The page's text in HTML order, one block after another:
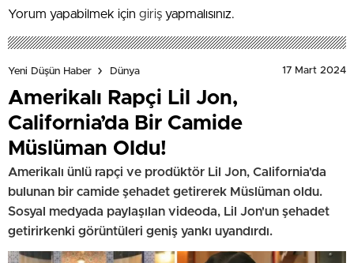
Vermeyeceğiz”
Yorum yapabilmek için giriş yapmalısınız.
Yeni Düşün Haber Dünya 17 Mart 2024
Amerikalı Rapçi Lil Jon,
California’da Bir Camide
Müslüman Oldu!
Amerikalı ünlü rapçi ve prodüktör Lil Jon, California'da
bulunan bir camide şehadet getirerek Müslüman oldu.
Sosyal medyada paylaşılan videoda, Lil Jon'un şehadet
getirirkenki görüntüleri geniş yankı uyandırdı.